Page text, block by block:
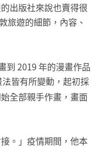
出版社來說也賣得很
旅遊的細節，內容、
到 2019 年的漫畫作品
皆有所變動，起初採
全部親手作畫，畫面
。」疫情期間，他本